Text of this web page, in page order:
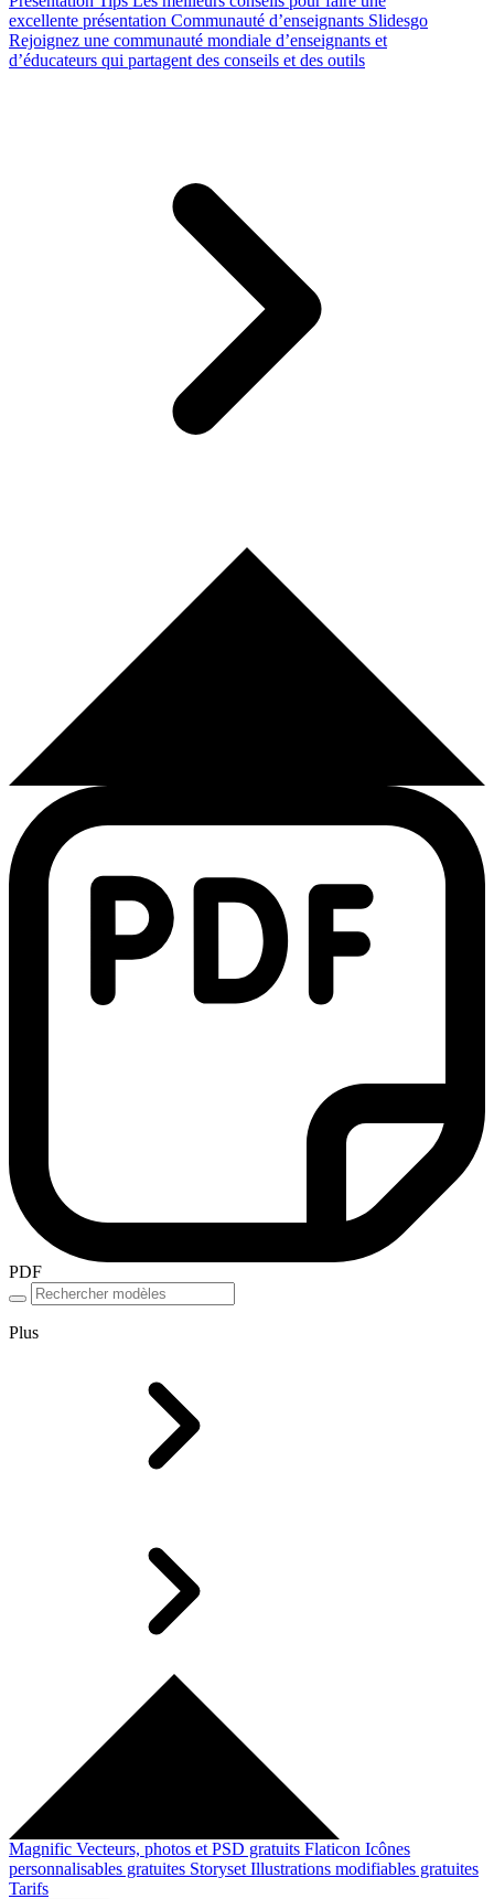
excellente présentation Communauté d’enseignants Slidesgo
Rejoignez une communauté mondiale d’enseignants et
d’éducateurs qui partagent des conseils et des outils
PDF
Plus
Magnific Vecteurs, photos et PSD gratuits Flaticon Icônes
personnalisables gratuites Storyset Illustrations modifiables gratuites
Tarifs